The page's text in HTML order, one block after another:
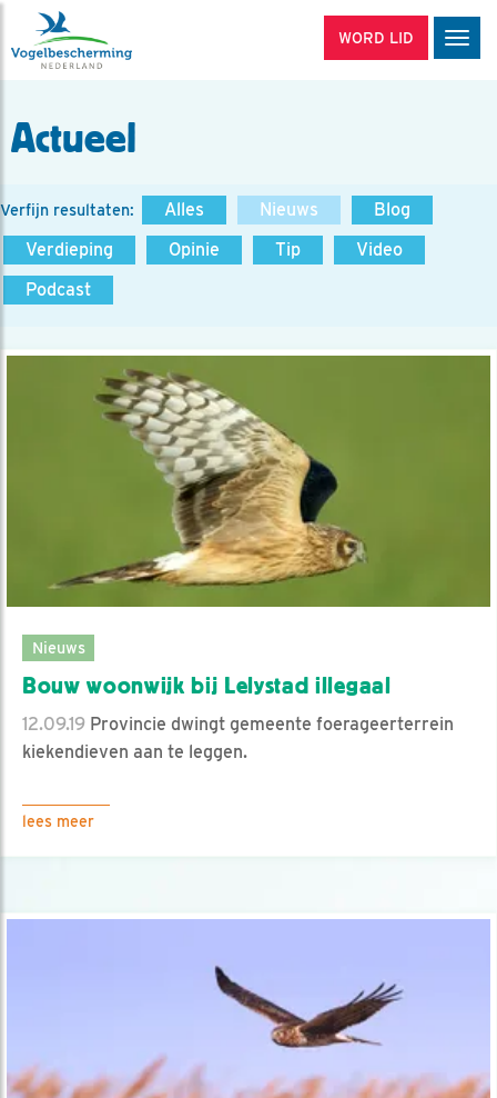
WORD LID
Actueel
Verfijn resultaten: Alles Nieuws
Blog
Verdieping
Opinie Tip
Video
Podcast
Nieuws
Bouw woonwijk bij Lelystad illegaal
12.09.19 Provincie dwingt gemeente foerageerterrein
kiekendieven aan te leggen.
lees meer